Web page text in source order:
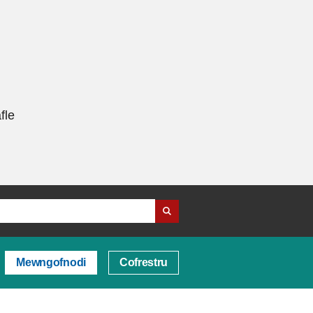
Mewngofnodi Cofrestru